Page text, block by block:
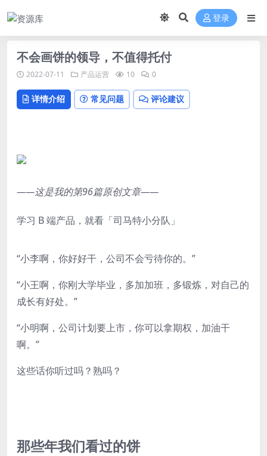
登录
不会画饼的领导，不值得托付
2022-07-11 产品运营 10 0
详情介绍 常见问题 评论建议
——这是我的第96篇原创文章——
学习 B 端产品，就看「司马特小分队」
“小李啊，你好好干，公司不会亏待你的。”
“小王啊，你刚大学毕业，多加加班，多锻炼，对自己的
成长有好处。”
“小明啊，公司计划要上市，你可以拿期权，加油干
啊。”
这些话你听过吗？熟吗？
那些年我们看过的饼